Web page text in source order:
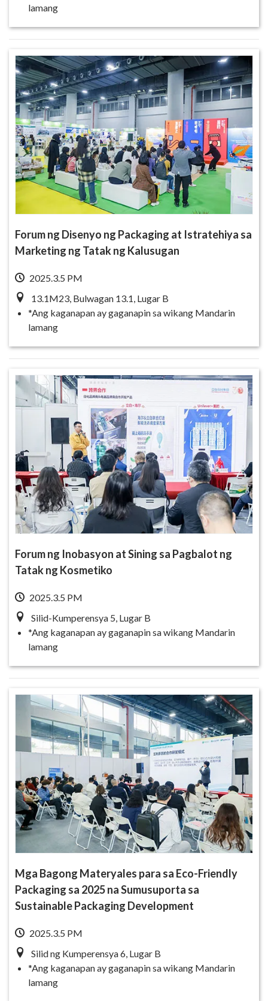
lamang
Forum ng Disenyo ng Packaging at Istratehiya sa
Marketing ng Tatak ng Kalusugan
2025.3.5 PM
13.1M23, Bulwagan 13.1, Lugar B
*Ang kaganapan ay gaganapin sa wikang Mandarin
lamang
Forum ng Inobasyon at Sining sa Pagbalot ng
Tatak ng Kosmetiko
2025.3.5 PM
Silid-Kumperensya 5, Lugar B
*Ang kaganapan ay gaganapin sa wikang Mandarin
lamang
Mga Bagong Materyales para sa Eco-Friendly
Packaging sa 2025 na Sumusuporta sa
Sustainable Packaging Development
2025.3.5 PM
Silid ng Kumperensya 6, Lugar B
*Ang kaganapan ay gaganapin sa wikang Mandarin
lamang